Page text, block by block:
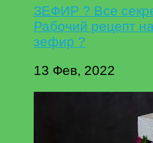
ЗЕФИР ? Все
Рабочий рецепт
зефир ?
13 Фев, 2022